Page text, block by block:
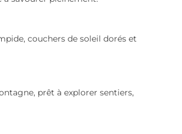
couchers de soleil dorés et
prêt à explorer sentiers,